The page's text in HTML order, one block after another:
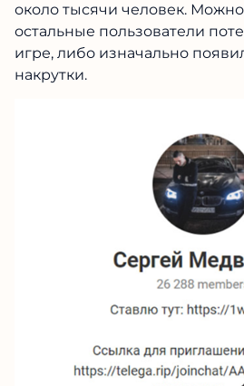
около тысячи человек.
остальные пользователи
игре, либо изначально
накрутки.